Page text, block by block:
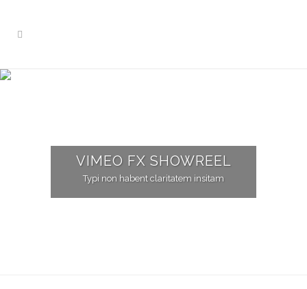
VIMEO FX SHOWREEL
Typi non habent claritatem insitam